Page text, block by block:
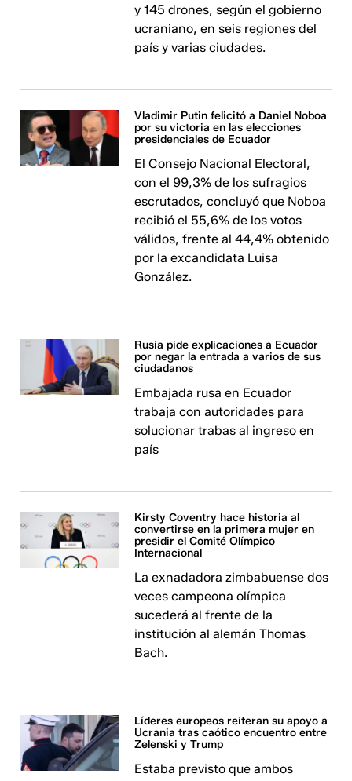
y 145 drones, según el gobierno
ucraniano, en seis regiones del
país y varias ciudades.
Vladimir Putin felicitó a Daniel Noboa
por su victoria en las elecciones
presidenciales de Ecuador
El Consejo Nacional Electoral,
con el 99,3% de los sufragios
escrutados, concluyó que Noboa
recibió el 55,6% de los votos
válidos, frente al 44,4% obtenido
por la excandidata Luisa
González.
Rusia pide explicaciones a Ecuador
por negar la entrada a varios de sus
ciudadanos
Embajada rusa en Ecuador
trabaja con autoridades para
solucionar trabas al ingreso en
país
Kirsty Coventry hace historia al
convertirse en la primera mujer en
presidir el Comité Olímpico
Internacional
La exnadadora zimbabuense dos
veces campeona olímpica
sucederá al frente de la
institución al alemán Thomas
Bach.
Líderes europeos reiteran su apoyo a
Ucrania tras caótico encuentro entre
Zelenski y Trump
Estaba previsto que ambos